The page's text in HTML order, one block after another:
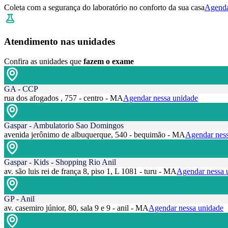
Coleta com a segurança do laboratório no conforto da sua casa
Atendimento nas unidades
Confira as unidades que fazem o exame
GA - CCP
rua dos afogados , 757 - centro - MAAgendar nessa unidade
Gaspar - Ambulatorio Sao Domingos
avenida jerônimo de albuquerque, 540 - bequimão - MAAgendar
Gaspar - Kids - Shopping Rio Anil
av. são luis rei de frança 8, piso 1, L 1081 - turu - MAAgendar nessa
GP - Anil
av. casemiro júnior, 80, sala 9 e 9 - anil - MAAgendar nessa unidade